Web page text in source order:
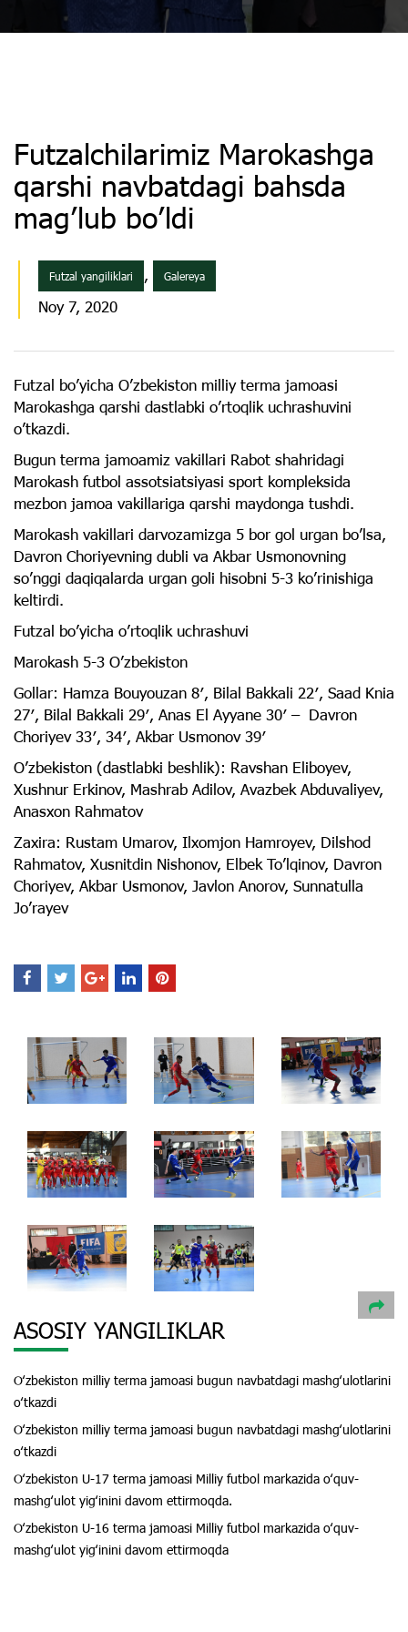
Futzalchilarimiz Marokashga
qarshi navbatdagi bahsda
mag’lub bo’ldi
Futzal yangiliklari , Galereya
Noy 7, 2020
Futzal bo’yicha O’zbekiston milliy terma jamoasi
Marokashga qarshi dastlabki o’rtoqlik uchrashuvini
o’tkazdi.
Bugun terma jamoamiz vakillari Rabot shahridagi
Marokash futbol assotsiatsiyasi sport kompleksida
mezbon jamoa vakillariga qarshi maydonga tushdi.
Marokash vakillari darvozamizga 5 bor gol urgan bo’lsa,
Davron Choriyevning dubli va Akbar Usmonovning
so’nggi daqiqalarda urgan goli hisobni 5-3 ko’rinishiga
keltirdi.
Futzal bo’yicha o’rtoqlik uchrashuvi
Marokash 5-3 O’zbekiston
Gollar: Hamza Bouyouzan 8′, Bilal Bakkali 22′, Saad Knia
27′, Bilal Bakkali 29′, Anas El Ayyane 30′ – Davron
Choriyev 33′, 34′, Akbar Usmonov 39′
O’zbekiston (dastlabki beshlik): Ravshan Eliboyev,
Xushnur Erkinov, Mashrab Adilov, Avazbek Abduvaliyev,
Anasxon Rahmatov
Zaxira: Rustam Umarov, Ilxomjon Hamroyev, Dilshod
Rahmatov, Xusnitdin Nishonov, Elbek To’lqinov, Davron
Choriyev, Akbar Usmonov, Javlon Anorov, Sunnatulla
Jo’rayev
ASOSIY YANGILIKLAR
Oʻzbekiston milliy terma jamoasi bugun navbatdagi mashgʻulotlarini
oʻtkazdi
Oʻzbekiston milliy terma jamoasi bugun navbatdagi mashgʻulotlarini
oʻtkazdi
Oʻzbekiston U-17 terma jamoasi Milliy futbol markazida oʻquv-
mashgʻulot yigʻinini davom ettirmoqda.
Oʻzbekiston U-16 terma jamoasi Milliy futbol markazida oʻquv-
mashgʻulot yigʻinini davom ettirmoqda